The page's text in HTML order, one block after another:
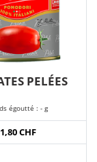
PELÉES
égoutté : - g
1,80 CHF